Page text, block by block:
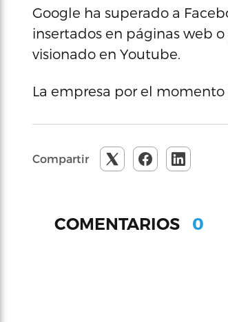
Google ha superado a
insertados en páginas web
visionado en Youtube.
La empresa por el
Compartir
COMENTARIOS 0